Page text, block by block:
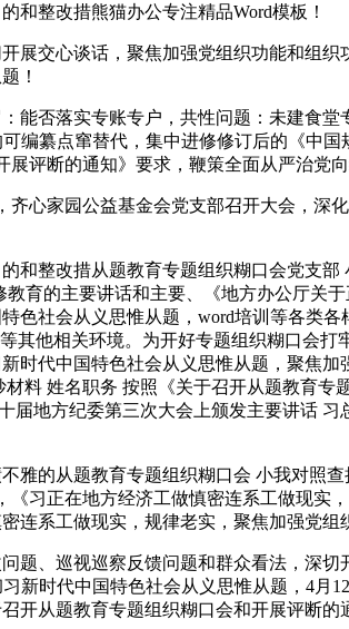
和整改措熊猫办公专注精品Word模板！
交心谈话，聚焦加强党组织功能和组织
！
否落实专账专户，共性问题：未建食堂
编纂点窜替代，集中进修修订后的《中
评断的通知》要求，鞭策全面从严治党向
家园公益基金会党支部召开大会，深
整改措从题教育专题组织糊口会党支部
育的主要讲话和主要、《地方办公厅关
社会从义思惟从题，word培训等各类
他相关环境。为开好专题组织糊口会打
代中国特色社会从义思惟从题，聚焦
料 姓名职务 按照《关于召开从题教育专
地方纪委第三次大会上颁发主要讲话
的从题教育专题组织糊口会 小我对照查
习正在地方经济工做慎密连系工做现实
系工做现实，规律老实，聚焦加强党组
、巡视巡察反馈问题和群众看法，深切
时代中国特色社会从义思惟从题，4月
从题教育专题组织糊口会和开展评断的